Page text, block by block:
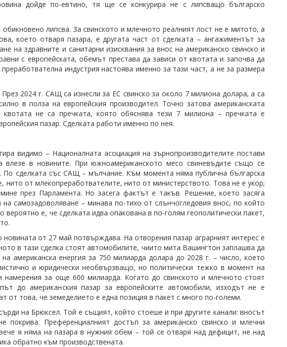
дойде по-евтино, тя ще се конкурира не с липсващо българско
липсва. За свинското и млечното реалният лост не е митото, а
което отваря пазара, е другата част от сделката – ангажиментът за
на здравните и санитарни изисквания за внос на американско свинско и
с европейската, обемът престава да зависи от квотата и започва да
индустрия настоява именно за тази част, а не за размера
2024 г. САЩ са изнесли за ЕС свинско за около 7 милиона долара, а са
в полза на европейския производител. Точно затова американската
не са пречката, която обяснява тези 7 милиона – пречката е
пазар. Сделката работи именно по нея.
видимо – Националната асоциация на зърнопроизводителите постави
влезе в новините. При южноамериканското месо свиневъдите също се
По сделката със САЩ – мълчание. Към момента няма публична българска
нито от млекопреработвателите, нито от министерството. Това не е укор;
през Парламента. Но засега фактът е такъв. Решение, което засяга
самозадоволяване – минава по-тихо от слънчогледовия внос, по който
е, че сделката идва опакована в по-голям геополитически пакет,
от 27 май потвърждава. На отворения пазар аграрният интерес е
в тази сделка стоят автомобилите, чиито мита Вашингтон заплашва да
американска енергия за 750 милиарда долара до 2028 г. – число, което
и юридически необвързващо, но политически тежко в момент на
намерения за още 600 милиарда. Когато до свинското и млечното стоят
до американския пазар за европейските автомобили, изходът не е
от това, че земеделието е една позиция в пакет с много по-големи.
на Брюксел. Той е същият, който стоеше и при другите канали: вносът
покрива. Преференциалният достъп за американско свинско и млечни
я няма на пазара в нужния обем – той се отваря над дефицит, не над
обратно към производствената.